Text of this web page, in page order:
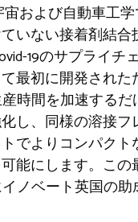
宙および自動車工
いない接着剤結合
19のサプライチ
最初に開発された
時間を加速する
し、同様の溶接フ
でよりコンパクト
能にします。この
ノベート英国の